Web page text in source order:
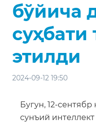
бўйича
этилди
2024-09-12 19:50
Бугун, 12-
сунъий